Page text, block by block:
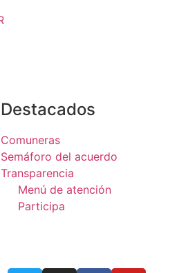
Destacados
Comuneras
Semáforo del acuerdo
Transparencia
Menú de atención
Participa